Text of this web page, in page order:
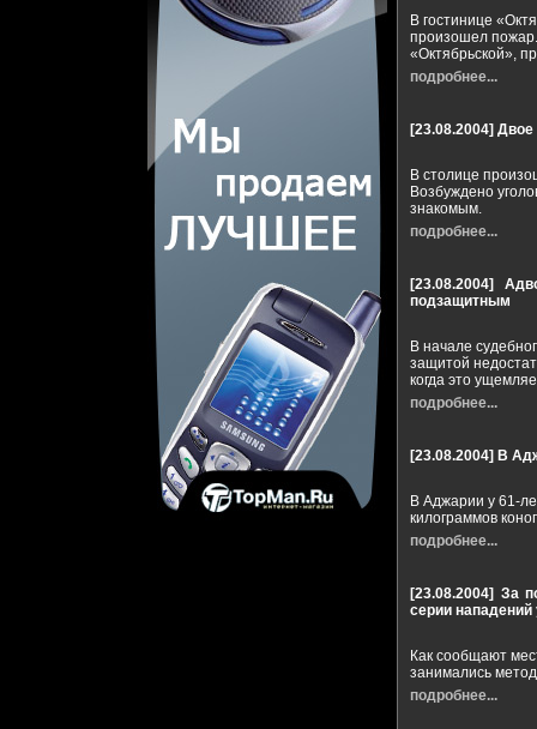
В гостинице
произошел пожар.
«Октябрьской»,
подробнее...
[23.08.2004] Двое
В столице
Возбуждено
знакомым.
подробнее...
[23.08.2004]
подзащитным
В начале
защитой
когда это
подробнее...
[23.08.2004] В
В Аджарии у 61-
килограммов
подробнее...
[23.08.2004] За
серии
Как сообщают
занимались
подробнее...